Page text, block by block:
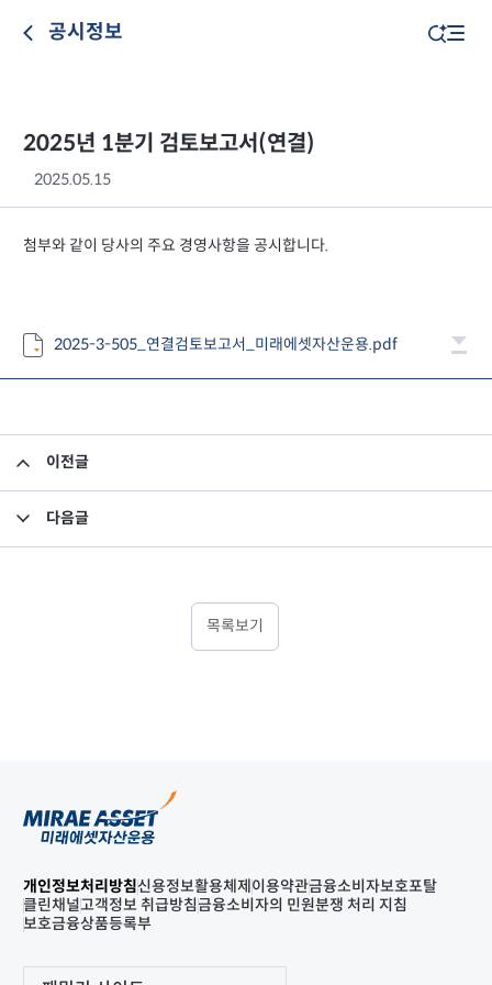
공시정보
2025년 1분기 검토보고서(연결)
2025.05.15
첨부와 같이 당사의 주요 경영사항을 공시합니다.
2025-3-505_연결검토보고서_미래에셋자산운용.pdf
이전글
다음글
목록보기
개인정보처리방침신용정보활용체제 이용약관금융소비자보호포탈
클린채널고객정보 취급방침금융소비자의 민원분쟁 처리 지침
보호금융상품등록부